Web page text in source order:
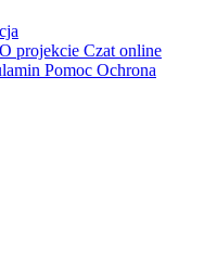
O projekcie Czat online
Pomoc Ochrona